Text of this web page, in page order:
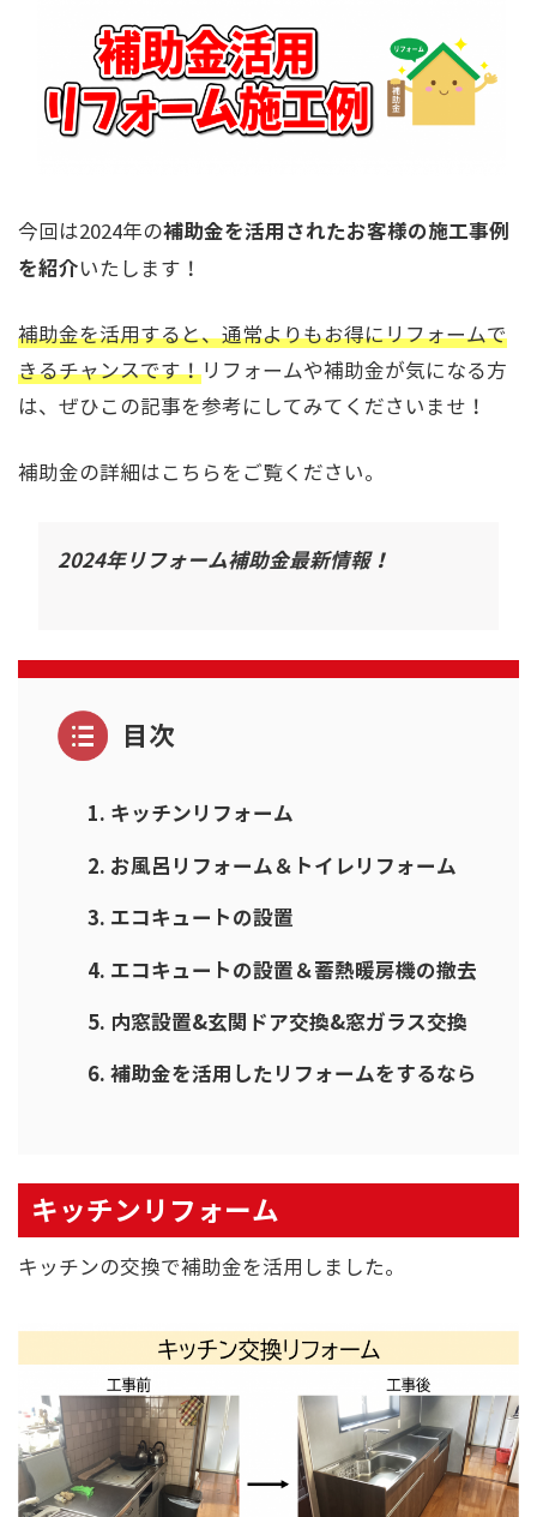
今回は2024年の補助金を活用されたお客様の施工事例
を紹介いたします！
補助金を活用すると、通常よりもお得にリフォームで
きるチャンスです！リフォームや補助金が気になる方
は、ぜひこの記事を参考にしてみてくださいませ！
補助金の詳細はこちらをご覧ください。
2024年リフォーム補助金最新情報！
目次
キッチンリフォーム
お風呂リフォーム＆トイレリフォーム
エコキュートの設置
エコキュートの設置＆蓄熱暖房機の撤去
内窓設置&玄関ドア交換&窓ガラス交換
補助金を活用したリフォームをするなら
キッチンリフォーム
キッチンの交換で補助金を活用しました。